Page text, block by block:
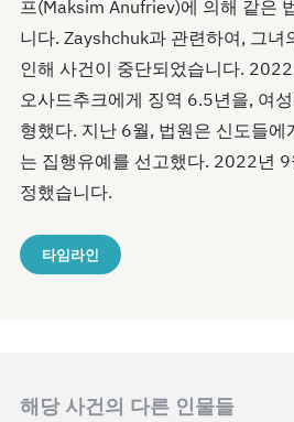
프(Maksim Anufriev)에 의해 같은
니다. Zayshchuk과 관련하여, 그녀
인해 사건이 중단되었습니다.
오사드추크에게 징역 6.5년을, 여
형했다. 지난 6월, 법원은 신도들
는 집행유예를 선고했다. 2022년
정했습니다.
타임라인
해당 사건의 다른 인물들